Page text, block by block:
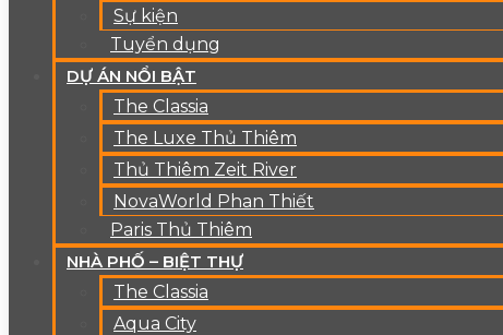
Sự kiện
Tuyển dụng
DỰ ÁN NỔI BẬT
The Classia
The Luxe Thủ Thiêm
Thủ Thiêm Zeit River
NovaWorld Phan Thiết
Paris Thủ Thiêm
NHÀ PHỐ – BIỆT THỰ
The Classia
Aqua City